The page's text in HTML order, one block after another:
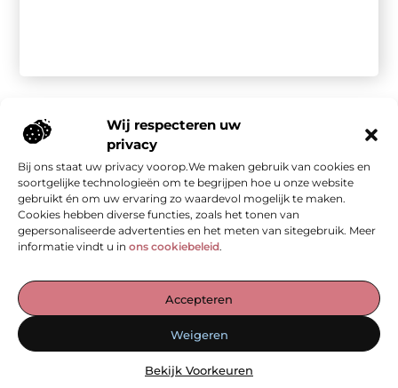
Wij respecteren uw
privacy
Bij ons staat uw privacy voorop.We maken gebruik van cookies en
soortgelijke technologieën om te begrijpen hoe u onze website
gebruikt én om uw ervaring zo waardevol mogelijk te maken.
Cookies hebben diverse functies, zoals het tonen van
gepersonaliseerde advertenties en het meten van sitegebruik. Meer
informatie vindt u in ons cookiebeleid.
Accepteren
Weigeren
Bekijk Voorkeuren
De Verzamelplaats voor Blogs en Inzichten
— Ontdek inspirerende verhalen, praktische tips en waardevolle
artikelen, allemaal op één plek. Begin jouw leesreis vandaag op
Onze informatie